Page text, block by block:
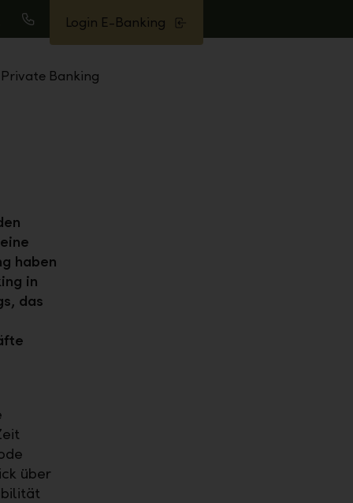
Anrufen
Login E-Banking
Private Banking
haben
in
das
über